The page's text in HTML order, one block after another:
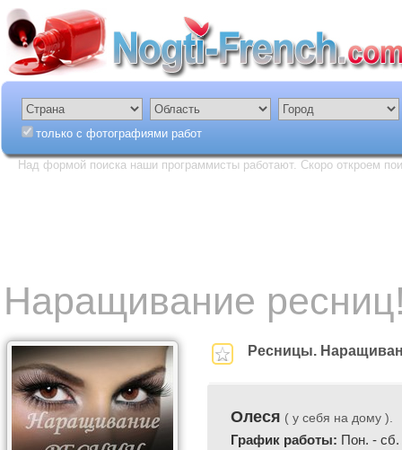
только с фотографиями работ
Над формой поиска наши программисты работают. Скоро откроем
Наращивание
Ресницы.
Олеся ( у себя на дому ).
График работы: Пон. - сб.